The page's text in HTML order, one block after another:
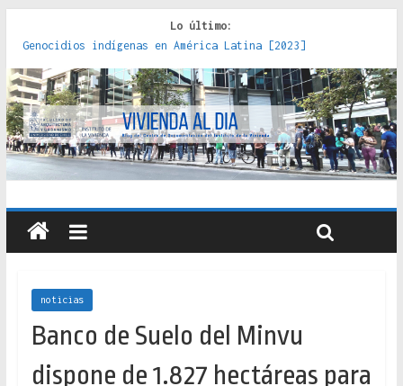
Lo último:
Genocidios indígenas en América Latina [2023]
Estudios sobre la espacialización de los Estados :
políticas, prácticas y representaciones [2022]
Donde el pedernal choca con el acero : hacia una teoría
crítica de las fronteras latinoamericanas [2020]
Criterios técnicos para una vivienda adecuada [2019]
Red de consultorios de la Caja del Seguro Obrero en
Santiago : un patrimonio emblemático [2014]
noticias
Banco de Suelo del Minvu
dispone de 1.827 hectáreas para